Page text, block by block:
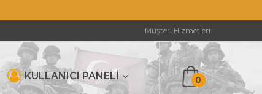
Müşteri Hizmetleri
KULLANICI PANELİ 0